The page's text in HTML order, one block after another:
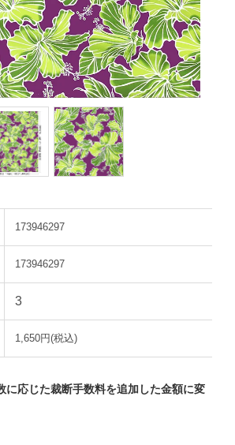
173946297
173946297
3
1,650円(税込)
に応じた裁断手数料を追加した金額に変